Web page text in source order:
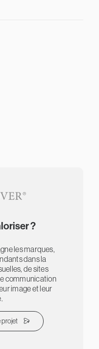
?
les marques,
dans la
de sites
communication
image et leur
projet